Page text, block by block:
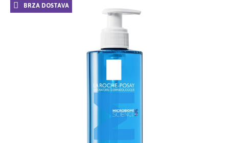
BRZA DOSTAVA